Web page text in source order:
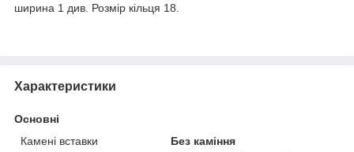
ширина 1 див. Розмір кільця 18.
Характеристики
Основні
Камені вставки
Без каміння